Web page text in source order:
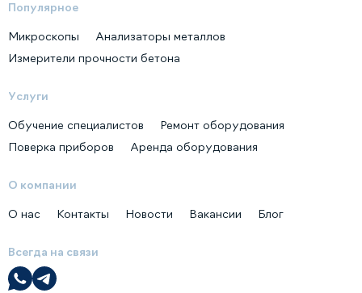
Популярное
Микроскопы
Анализаторы металлов
Измерители прочности бетона
Услуги
Обучение специалистов
Ремонт оборудования
Поверка приборов
Аренда оборудования
О компании
О нас Контакты Новости Вакансии Блог
Всегда на связи